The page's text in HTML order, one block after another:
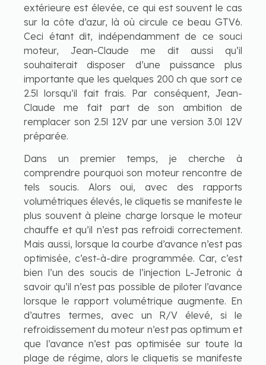
extérieure est élevée, ce qui est souvent le cas
sur la côte d’azur, là où circule ce beau GTV6.
Ceci étant dit, indépendamment de ce souci
moteur, Jean-Claude me dit aussi qu’il
souhaiterait disposer d’une puissance plus
importante que les quelques 200 ch que sort ce
2.5l lorsqu’il fait frais. Par conséquent, Jean-
Claude me fait part de son ambition de
remplacer son 2.5l 12V par une version 3.0l 12V
préparée.
Dans un premier temps, je cherche à
comprendre pourquoi son moteur rencontre de
tels soucis. Alors oui, avec des rapports
volumétriques élevés, le cliquetis se manifeste le
plus souvent à pleine charge lorsque le moteur
chauffe et qu’il n’est pas refroidi correctement.
Mais aussi, lorsque la courbe d’avance n’est pas
optimisée, c’est-à-dire programmée. Car, c’est
bien l’un des soucis de l’injection L-Jetronic à
savoir qu’il n’est pas possible de piloter l’avance
lorsque le rapport volumétrique augmente. En
d’autres termes, avec un R/V élevé, si le
refroidissement du moteur n’est pas optimum et
que l’avance n’est pas optimisée sur toute la
plage de régime, alors le cliquetis se manifeste